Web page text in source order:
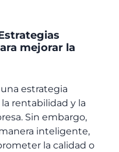
mejorar la
estrategia
rentabilidad y la
Sin embargo,
inteligente,
la calidad o